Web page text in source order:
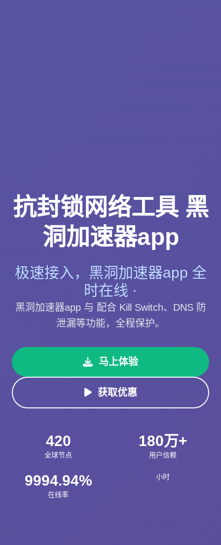
抗封锁网络工具 黑
洞加速器app
极速接入，黑洞加速器app 全
时在线 ·
黑洞加速器app 与 配合 Kill Switch、DNS 防
泄漏等功能，全程保护。
马上体验
获取优惠
420
全球节点
180万+
用户信赖
9994.94%
在线率
小时